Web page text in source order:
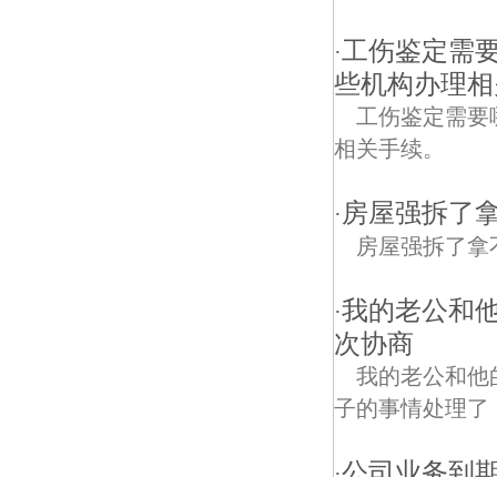
·工伤鉴定需
些机构办理
工伤鉴定需
相关手续。
· 房屋强拆了
房屋强拆了拿
·我的老公和
次协商
我的老公和他
子的事情处理了